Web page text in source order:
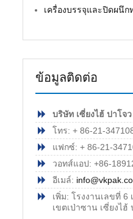
เครื่องบรรจุและปิดผนึก
ข้อมูลติดต่อ
บริษัท เซี่ยงไฮ้ ปาโจ
โทร: + 86-21-
แฟกซ์: + 86-21-
วอทส์แอป: +86-
อีเมล์:
เพิ่ม: โรงงานเลขที่ 6
เขตเป่าซาน เซี่ยงไฮ้